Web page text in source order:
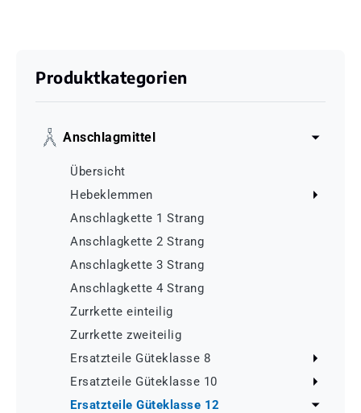
Produktkategorien
Anschlagmittel
Übersicht
Hebeklemmen
Anschlagkette 1 Strang
Anschlagkette 2 Strang
Anschlagkette 3 Strang
Anschlagkette 4 Strang
Zurrkette einteilig
Zurrkette zweiteilig
Ersatzteile Güteklasse 8
Ersatzteile Güteklasse 10
Ersatzteile Güteklasse 12